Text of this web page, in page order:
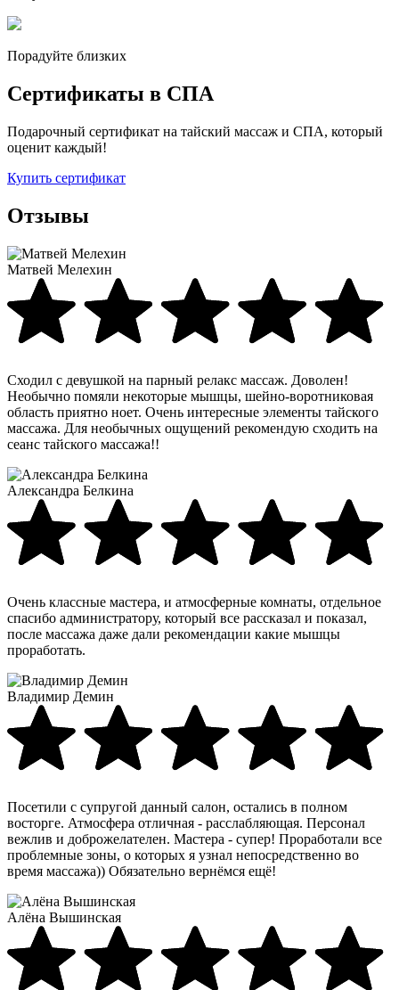
Порадуйте близких
Сертификаты в СПА
Подарочный сертификат на тайский массаж и СПА, который
оценит каждый!
Купить сертификат
Отзывы
Матвей Мелехин
Сходил с девушкой на парный релакс массаж. Доволен!
Необычно помяли некоторые мышцы, шейно-воротниковая
область приятно ноет. Очень интересные элементы тайского
массажа. Для необычных ощущений рекомендую сходить на
сеанс тайского массажа!!
Александра Белкина
Очень классные мастера, и атмосферные комнаты, отдельное
спасибо администратору, который все рассказал и показал,
после массажа даже дали рекомендации какие мышцы
проработать.
Владимир Демин
Посетили с супругой данный салон, остались в полном
восторге. Атмосфера отличная - расслабляющая. Персонал
вежлив и доброжелателен. Мастера - супер! Проработали все
проблемные зоны, о которых я узнал непосредственно во
время массажа)) Обязательно вернёмся ещё!
Алёна Вышинская